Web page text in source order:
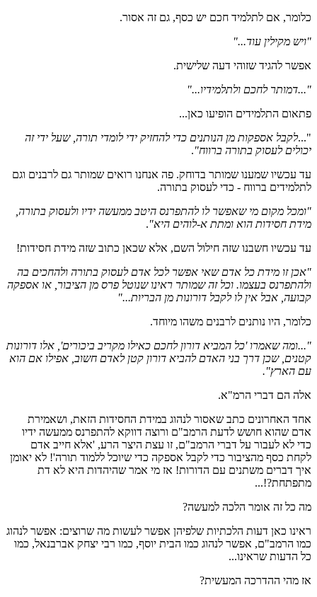
כלומר, אם לתלמיד חכם יש כסף, גם זה אסור.
"ויש מקילין עוד..."
אפשר להגיד שזוהי דעה שלישית.
"...דמותר לחכם ולתלמידיו..."
פתאום התלמידים הופיעו כאן...
"...לקבל אספקות מן הנותנים כדי להחזיק ידי לומדי תורה, שעל ידי זה
יכולים לעסוק בתורה ברווח".
עד עכשיו שמענו שמותר בדוחק. פה אנחנו רואים שמותר גם לרבנים וגם
לתלמידים ברווח - כדי לעסוק בתורה.
"ומכל מקום מי שאפשר לו להתפרנס היטב ממעשה ידיו ולעסוק בתורה,
מידת חסידות הוא ומתת א-לוהים היא".
עד עכשיו חשבנו שזה חילול השם, אלא שכאן כתוב שזה מידת חסידות!
"אכן זו מידת כל אדם שאי אפשר לכל אדם לעסוק בתורה ולהחכים בה
ולהתפרנס בעצמו. וכל זה שמותר ראינו שנוטל פרס מן הציבור, או אספקה
קבועה, אבל אין לו לקבל דורונות מן הבריות..."
כלומר, היו נותנים לרבנים משהו מיוחד.
"...ומה שאמרו 'כל המביא דורון לחכם כאילו מקריב ביכורים', אלו דורונות
קטנים, שכן דרך בני האדם להביא דורון קטן לאדם חשוב, אפילו אם הוא
עם הארץ".
אלה הם דברי הרמ"א.
אחד האחרונים כתב שאסור לנהוג במידת החסידות הזאת, ושאמירת
אדם שהוא חושש לדעת הרמב"ם ורוצה דווקא להתפרנס ממעשה ידיו
כדי לא לעבור על דברי הרמב"ם, זו עצת היצר הרע, 'אלא חייב אדם
לקחת כסף מהציבור כדי לקבל אספקה כדי שיוכל ללמוד תורה'! לא יאומן
איך דברים משתנים עם הדורות! אז מי אמר שהיהדות היא לא דת
מתפתחת?!...
מה כל זה אומר הלכה למעשה?
ראינו כאן דעות הלכתיות שלפיהן אפשר לעשות מה שרוצים: אפשר לנהוג
כמו הרמב"ם, אפשר לנהוג כמו הבית יוסף, כמו רבי יצחק אברבנאל, כמו
כל הדעות שראינו...
אז מהי ההדרכה המעשית?